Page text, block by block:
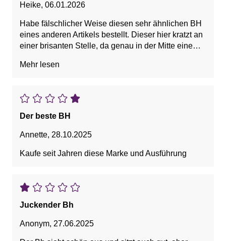
Heike, 06.01.2026
Habe fälschlicher Weise diesen sehr ähnlichen BH
eines anderen Artikels bestellt. Dieser hier kratzt an
einer brisanten Stelle, da genau in der Mitte eine
identische BH hat diese extra Naht jedoch nicht.
Mehr lesen
Der beste BH
Annette, 28.10.2025
Kaufe seit Jahren diese Marke und Ausführung
Juckender Bh
Anonym, 27.06.2025